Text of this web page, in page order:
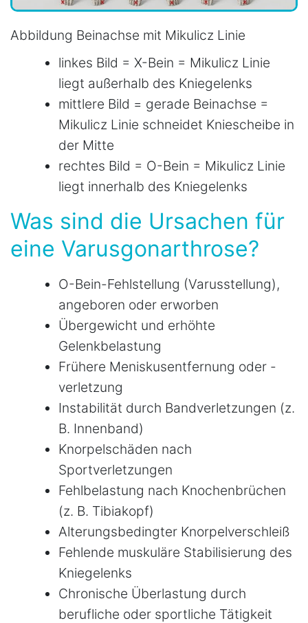
Abbildung Beinachse mit Mikulicz Linie
linkes Bild = X-Bein = Mikulicz Linie
liegt außerhalb des Kniegelenks
mittlere Bild = gerade Beinachse =
Mikulicz Linie schneidet Kniescheibe in
der Mitte
rechtes Bild = O-Bein = Mikulicz Linie
liegt innerhalb des Kniegelenks
Was sind die Ursachen für
eine Varusgonarthrose?
O-Bein-Fehlstellung (Varusstellung),
angeboren oder erworben
Übergewicht und erhöhte
Gelenkbelastung
Frühere Meniskusentfernung oder -
verletzung
Instabilität durch Bandverletzungen (z.
B. Innenband)
Knorpelschäden nach
Sportverletzungen
Fehlbelastung nach Knochenbrüchen
(z. B. Tibiakopf)
Alterungsbedingter Knorpelverschleiß
Fehlende muskuläre Stabilisierung des
Kniegelenks
Chronische Überlastung durch
berufliche oder sportliche Tätigkeit